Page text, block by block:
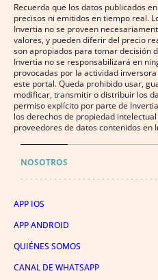
Recuerda que los datos publicados
precisos ni emitidos en tiempo real.
Invertia no se proveen
valores, y pueden diferir del precio
son apropiados para tomar decisión
Invertia no se responsabilizará en
provocadas por la actividad
este portal. Queda prohibido usar,
modificar, transmitir o distribuir los
permiso explícito por parte de
los derechos de propiedad
proveedores de datos contenidos en
NOSOTROS
APP IOS
APP ANDROID
QUIÉNES SOMOS
CANAL DE WHATSAPP